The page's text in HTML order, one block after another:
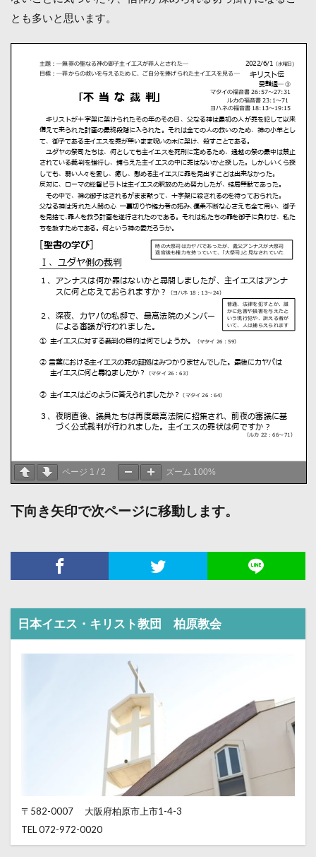
とも多いと思います。
ページ 1 / 2 ズーム 100%
下向き矢印で次ページに移動します。
日本イエス・キリスト教団 柏原教会
〒582-0007
大阪府柏原市上市1-4-3
TEL 072-972-0020